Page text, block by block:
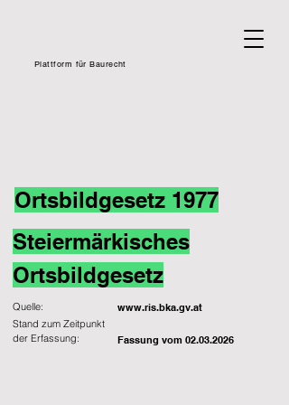
Plattform für Baurecht
Ortsbildgesetz 1977
Steiermärkisches
Ortsbildgesetz
Quelle: www.ris.bka.gv.at
Fassung vom 02.03.2026
Stand zum Zeitpunkt
der Erfassung: